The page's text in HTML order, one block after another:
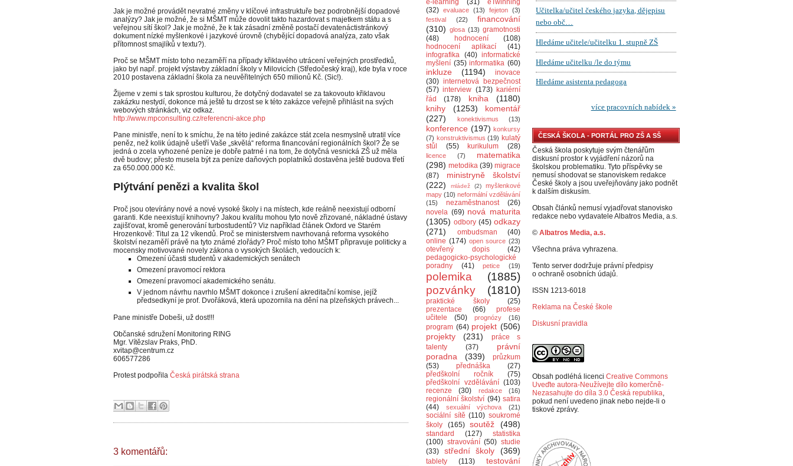
Jak je možné provádět nevratné změny v klíčové infrastruktuře bez podrobnější dopadové
analýzy? Jak je možné, že si MŠMT může dovolit takto hazardovat s majetkem státu a s
veřejnou sítí škol? Jak je možné, že k tak zásadní změně postačí devatenáctistránkový
dokument nízké myšlenkové i jazykové úrovně (chybějící dopadová analýza, zato však
přítomnost smajlíků v textu?).
Proč se MŠMT místo toho nezaměří na případy křiklavého utrácení veřejných prostředků,
jako byl např. projekt výstavby základní školy v Milovicích (Středočeský kraj), kde byla v roce
2010 postavena základní škola za neuvěřitelných 650 milionů Kč. (Sic!).
Žijeme v zemi s tak sprostou kulturou, že dotyčný dodavatel se za takovouto křiklavou
zakázku nestydí, dokonce má ještě tu drzost se k této zakázce veřejně přihlásit na svých
webových stránkách, viz odkaz.
http://www.mpconsulting.cz/referencni-akce.php
Pane ministře, není to k smíchu, že na této jediné zakázce stát zcela nesmyslně utratil více
peněz, než kolik údajně ušetří Vaše „skvělá“ reforma financování regionálních škol? Že se
jedná o zcela vyhozené peníze je dobře patrné i na tom, že dotyčná vesnická ZŠ už měla
dvě budovy; přesto musela být za peníze daňových poplatníků dostavěna ještě budova třetí
za 650.000.000 Kč.
Plýtvání penězi a kvalita škol
Proč jsou otevírány nové a nové vysoké školy i na místech, kde reálně neexistují odborní
garanti. Kde neexistují knihovny? Jakou kvalitu mohou tyto nově zřizované, nákladné ústavy
zajišťovat, kromě generování turbostudentů? Viz například článek Oxford ve Starém
Hrozenkově: Titul za 12 víkendů. Proč se ministerstvem navrhovaná reforma vysokého
školství nezaměří právě na tyto známé zlořády? Proč místo toho MŠMT připravuje politicky a
mocensky motivované novely zákona o vysokých školách, vedoucích k:
Omezení účasti studentů v akademických senátech
Omezení pravomocí rektora
Omezení pravomocí akademického senátu.
V jednom návrhu navrhlo MŠMT dokonce i zrušení akreditační komise, jejíž
předsedkyní je prof. Dvořáková, která upozornila na dění na plzeňských právech...
Pane ministře Dobeši, už dost!!!
Občanské sdružení Monitoring RING
Mgr. Vítězslav Praks, PhD.
xvitap@centrum.cz
606577286
Protest podpořila Česká pirátská strana
3 komentářů:
e-learning (31)
eTwinning
(32) evaluace (13) fejeton (3)
festival
(22)
financování
(310) glosa (13) gramotnosti
(48)
hodnocení
(108)
hodnocení aplikací
(41)
infografika (40) informatické
myšlení (35) informatika (60)
inkluze (1194)
inovace
(30) internetová bezpečnost
(57) interview (173) kariérní
řád
(178) kniha
(1180)
knihy
(1253)
komentář
(227)
konektivismus (13)
konference (197) konkursy
(7) konstruktivismus (19) kulatý
stůl
(55) kurikulum (28)
licence (7)
matematika
(298) metodika (39) migrace
(87)
ministryně školství
(222)
mládež (2)
myšlenkové
mapy (10) neformální vzdělávání
(15)
nezaměstnanost
(26)
novela (69) nová maturita
(1305) odbory (45) odkazy
(271)
ombudsman
(40)
online (174) open source (23)
otevřený dopis
(42)
pedagogicko-psychologické
poradny
(41) petice (19)
polemika
(1885)
pozvánky
(1810)
praktické školy
(25)
prezentace
(66)
profese
učitele
(50) prognózy (16)
program (64) projekt (506)
projekty
(231)
práce s
talenty
(37)
právní
poradna
(339)
průzkum
(53)
přednáška
(27)
předškolní ročník
(75)
předškolní vzdělávání (103)
recenze
(30) redakce (16)
regionální školství (94) satira
(44)
sexuální výchova (21)
sociální sítě (110) soukromé
školy
(165) soutěž (498)
standard (127)
statistika
(100) stravování (50) studie
(33)
střední školy (369)
tablety (113)
testování
ČESKÁ ŠKOLA - PORTÁL PRO ZŠ A SŠ
Česká škola poskytuje svým čtenářům
diskusní prostor k vyjádření názorů na
školskou problematiku. Tyto příspěvky se
nemusí shodovat se stanoviskem redakce
České školy a jsou uveřejňovány jako podnět
k dalším diskusím.
Obsah článků nemusí vyjadřovat stanovisko
redakce nebo vydavatele Albatros Media, a.s.
© Albatros Media, a.s.
Všechna práva vyhrazena.
Tento server dodržuje právní předpisy
o ochraně osobních údajů.
ISSN 1213-6018
Reklama na České škole
Diskusní pravidla
Obsah podléhá licenci Creative Commons
Uveďte autora-Neužívejte dílo komerčně-
Nezasahujte do díla 3.0 Česká republika,
pokud není uvedeno jinak nebo nejde-li o
tiskové zprávy.